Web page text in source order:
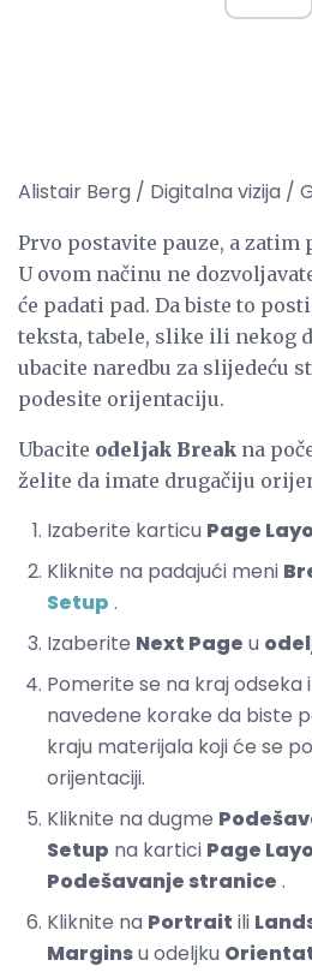
Alistair Berg / Digitalna vizija /
Prvo postavite pauze, a
U ovom načinu ne
će padati pad. Da biste to
teksta, tabele, slike ili nekog
ubacite naredbu za slijedeću
podesite orijentaciju.
Ubacite odeljak Break na
želite da imate drugačiju
Izaberite karticu Page
Kliknite na padajući meni
Setup .
Izaberite Next Page u
Pomerite se na kraj odseka
navedene korake da biste
kraju materijala koji će se
orijentaciji.
Kliknite na dugme
Setup na kartici Page
Podešavanje stranice .
Kliknite na Portrait ili
Marginsu odeljku